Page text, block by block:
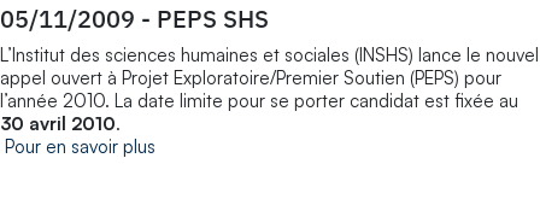
05/11/2009 - PEPS SHS
L’Institut des sciences humaines et sociales (INSHS) lance le nouvel
appel ouvert à Projet Exploratoire/Premier Soutien (PEPS) pour
l’année 2010. La date limite pour se porter candidat est fixée au
30 avril 2010.
Pour en savoir plus